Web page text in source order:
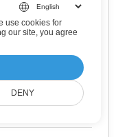
a
textem.
zasedací
nebo
Report
práci a vám
se skrývá
use cookies for
our site, you agree
DENY